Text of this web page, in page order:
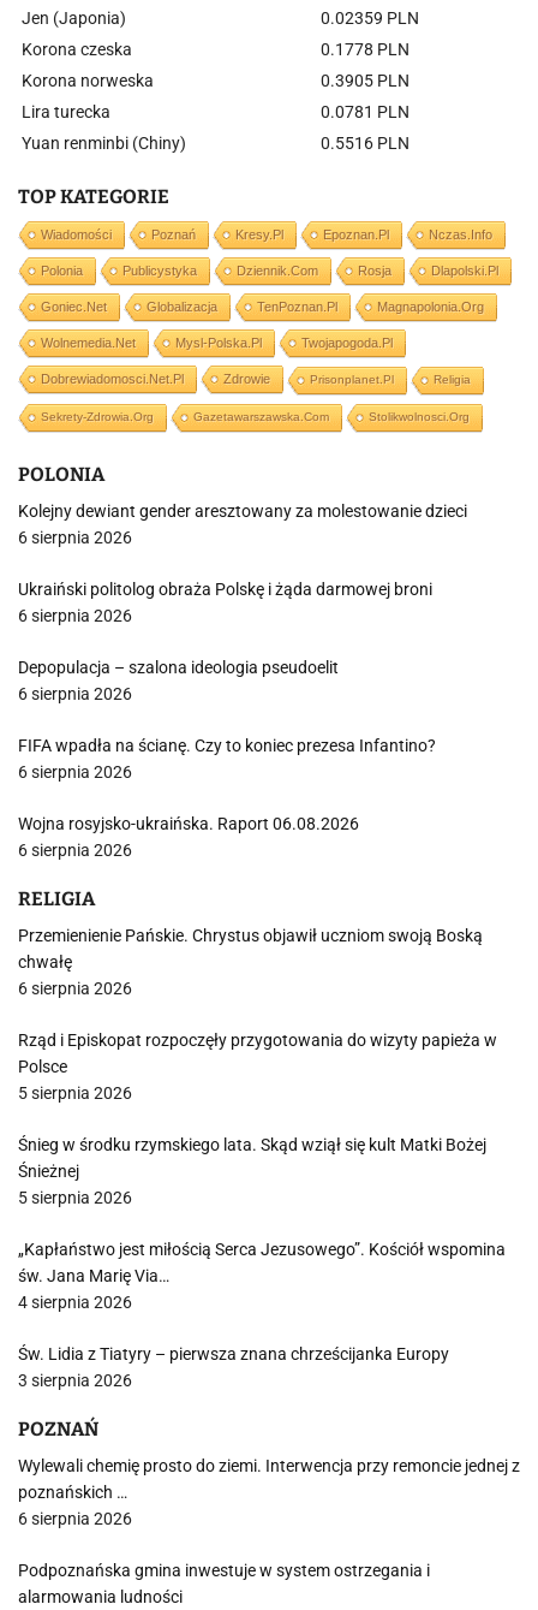
Jen (Japonia)
0.02359 PLN
Korona czeska
0.1778 PLN
Korona norweska
0.3905 PLN
Lira turecka
0.0781 PLN
Yuan renminbi (Chiny)
0.5516 PLN
TOP KATEGORIE
Wiadomości Poznań Kresy.pl Epoznan.pl Nczas.info
Polonia Publicystyka Dziennik.com Rosja Dlapolski.pl
Goniec.net Globalizacja TenPoznan.pl Magnapolonia.org
Wolnemedia.net Mysl-Polska.pl Twojapogoda.pl
Dobrewiadomosci.net.pl Zdrowie Prisonplanet.pl Religia
Sekrety-Zdrowia.org Gazetawarszawska.com Stolikwolnosci.org
POLONIA
Kolejny dewiant gender aresztowany za molestowanie dzieci
6 sierpnia 2026
Ukraiński politolog obraża Polskę i żąda darmowej broni
6 sierpnia 2026
Depopulacja – szalona ideologia pseudoelit
6 sierpnia 2026
FIFA wpadła na ścianę. Czy to koniec prezesa Infantino?
6 sierpnia 2026
Wojna rosyjsko-ukraińska. Raport 06.08.2026
6 sierpnia 2026
RELIGIA
Przemienienie Pańskie. Chrystus objawił uczniom swoją Boską
chwałę
6 sierpnia 2026
Rząd i Episkopat rozpoczęły przygotowania do wizyty papieża w
Polsce
5 sierpnia 2026
Śnieg w środku rzymskiego lata. Skąd wziął się kult Matki Bożej
Śnieżnej
5 sierpnia 2026
„Kapłaństwo jest miłością Serca Jezusowego”. Kościół wspomina
św. Jana Marię Via…
4 sierpnia 2026
Św. Lidia z Tiatyry – pierwsza znana chrześcijanka Europy
3 sierpnia 2026
POZNAŃ
Wylewali chemię prosto do ziemi. Interwencja przy remoncie jednej z
poznańskich …
6 sierpnia 2026
Podpoznańska gmina inwestuje w system ostrzegania i
alarmowania ludności